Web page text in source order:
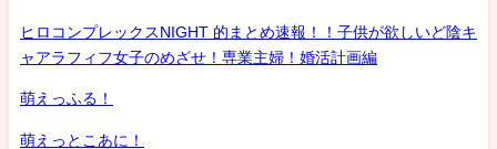
ヒロコンプレックスNIGHT 的まとめ速報！！子供が欲しいど陰キ
ャアラフィフ女子のめざせ！専業主婦！婚活計画編
萌えっふる！
萌えっとこあに！